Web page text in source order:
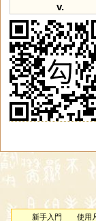
v.
新手入門 使用